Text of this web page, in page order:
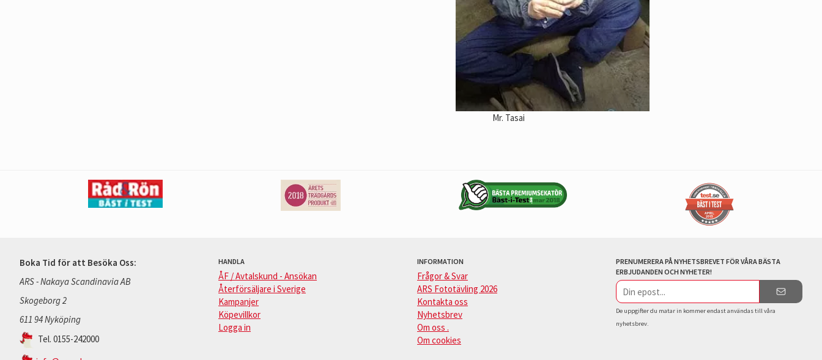
Mr. Tasai
Boka Tid för att Besöka Oss:
ARS - Nakaya Scandinavia AB
Skogeborg 2
611 94 Nyköping
Tel. 0155-242000
HANDLA
ÅF / Avtalskund - Ansökan
Återförsäljare i Sverige
Kampanjer
Köpevillkor
Logga in
INFORMATION
Frågor & Svar
ARS Fototävling 2026
Kontakta oss
Nyhetsbrev
Om oss .
Om cookies
PRENUMERERA PÅ NYHETSBREVET FÖR VÅRA BÄSTA
ERBJUDANDEN OCH NYHETER!
E-
postadress
De uppgifter du matar in kommer endast användas till våra
nyhetsbrev.